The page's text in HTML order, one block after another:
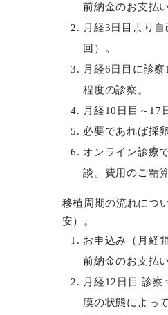
前納金のお支払
月経3日目より
回）。
月経6日目に診
程度の診察。
月経10日目～17
必要であれば採
オンライン診療
談。費用のご精算
移植周期の流れにつ
安）。
お申込み（月経
前納金のお支払
月経12日目 診
膜の状態によっ